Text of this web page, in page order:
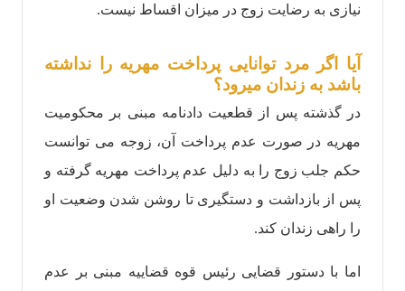
نیازی به رضایت زوج در میزان اقساط نیست.
آیا اگر مرد توانایی پرداخت مهریه را نداشته
باشد به زندان میرود؟
در گذشته پس از قطعیت دادنامه مبنی بر محکومیت
مهریه در صورت عدم پرداخت آن، زوجه می توانست
حکم جلب زوج را به دلیل عدم پرداخت مهریه گرفته و
پس از بازداشت و دستگیری تا روشن شدن وضعیت او
را راهی زندان کند.
اما با دستور قضایی رئیس قوه قضاییه مبنی بر عدم